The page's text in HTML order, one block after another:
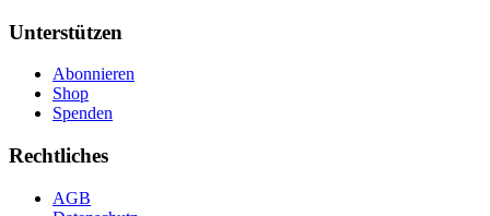
Unterstützen
Abonnieren
Shop
Spenden
Rechtliches
AGB